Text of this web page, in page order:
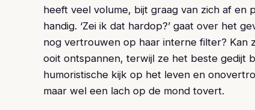
heeft veel volume, bijt graag van zich af en
handig. ‘Zei ik dat hardop?’ gaat over het
nog vertrouwen op haar interne filter? Kan
ooit ontspannen, terwijl ze het beste gedijt
humoristische kijk op het leven en
maar wel een lach op de mond tovert.